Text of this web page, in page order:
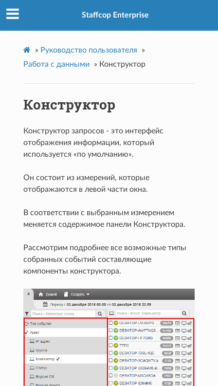
Staffcop Enterprise
» Руководство пользователя
»
Работа с данными
» Конструктор
Конструктор
Конструктор запросов - это интерфейс
отображения информации, который
используется «по умолчанию».
Он состоит из измерений, которые
отображаются в левой части окна.
В соответствии с выбранным измерением
меняется содержимое панели Конструктора.
Рассмотрим подробнее все возможные типы
собранных событий составляющие
компоненты конструктора.